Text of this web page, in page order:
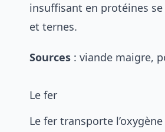
insuffisant en protéines
et ternes.
Sources : viande maigre,
Le fer
Le fer transporte